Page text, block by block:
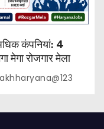
कंपनियां: 4
मेगा रोजगार मेला